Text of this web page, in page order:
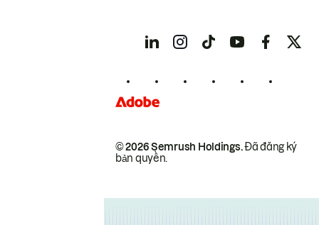
© 2026 Semrush Holdings.Đã đăng ký
bản quyền.